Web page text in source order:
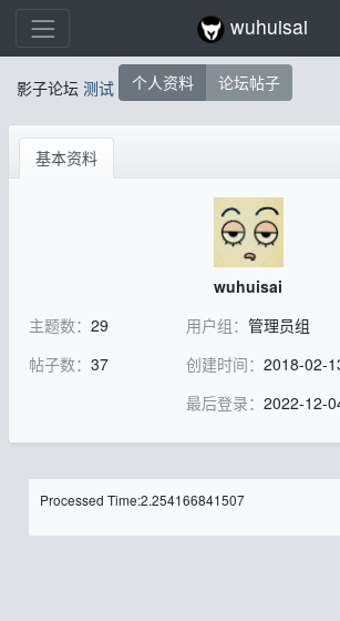
wuhuisai
影子论坛 测试 个人资料 论坛帖子
基本资料
wuhuisai
主题数： 29
帖子数： 37
用户组： 管理员组
创建时间： 2018-02-
最后登录： 2022-12-
Processed Time:2.254166841507